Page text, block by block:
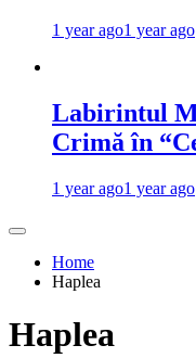
1 year ago1 year ago
Labirintul
Crimă în
1 year ago1 year ago
Home
Haplea
Haplea